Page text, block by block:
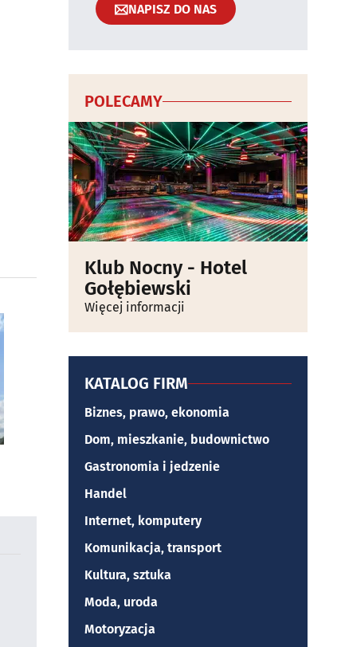
NAPISZ DO NAS
POLECAMY
Klub Nocny - Hotel
Gołębiewski
Więcej informacji
KATALOG FIRM
Biznes, prawo, ekonomia
Dom, mieszkanie, budownictwo
Gastronomia i jedzenie
Handel
Internet, komputery
Komunikacja, transport
Kultura, sztuka
Moda, uroda
Motoryzacja